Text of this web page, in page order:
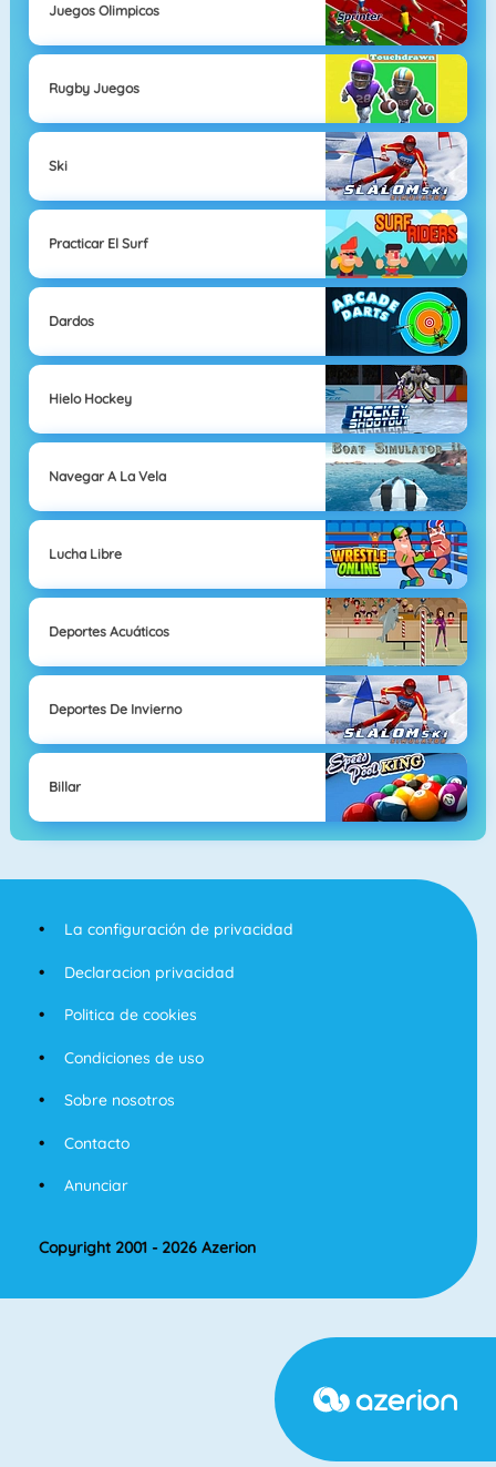
Juegos Olimpicos
Rugby Juegos
Ski
Practicar El Surf
Dardos
Hielo Hockey
Navegar A La Vela
Lucha Libre
Deportes Acuáticos
Deportes De Invierno
Billar
La configuración de privacidad
Declaracion privacidad
Politica de cookies
Condiciones de uso
Sobre nosotros
Contacto
Anunciar
Copyright 2001 - 2026 Azerion